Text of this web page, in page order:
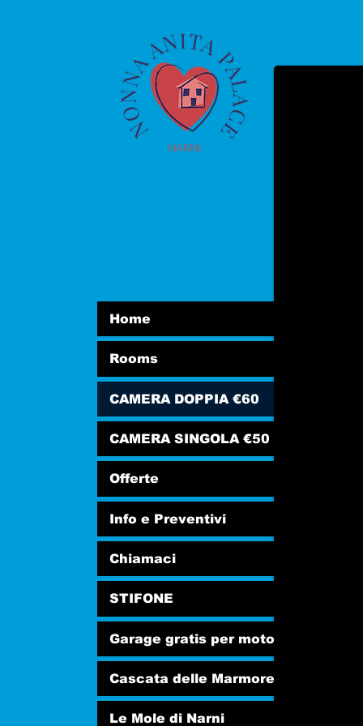
Home
Rooms
CAMERA DOPPIA €60
CAMERA SINGOLA €50
Offerte
Info e Preventivi
Chiamaci
STIFONE
Garage gratis per moto
Cascata delle Marmore
Le Mole di Narni